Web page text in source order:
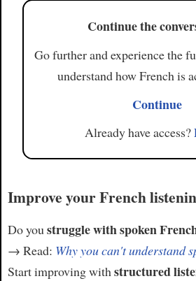
Continue the
Go further and experience the
understand how French is
Continue
Already have access?
Improve your French
Do you struggle with spoken
→ Read: Why you can't understand
Start improving with structured